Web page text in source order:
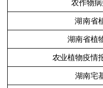
农作物
湖南省
湖南省植
农业植物疫情
湖南宅